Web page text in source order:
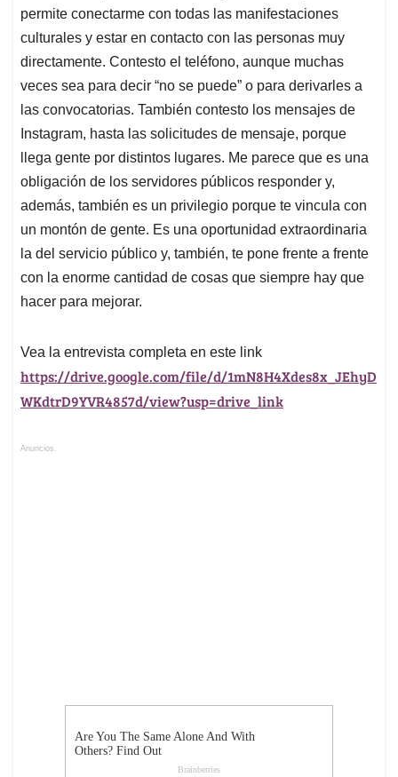
permite conectarme con todas las manifestaciones
culturales y estar en contacto con las personas muy
directamente. Contesto el teléfono, aunque muchas
veces sea para decir “no se puede” o para derivarles a
las convocatorias. También contesto los mensajes de
Instagram, hasta las solicitudes de mensaje, porque
llega gente por distintos lugares. Me parece que es una
obligación de los servidores públicos responder y,
además, también es un privilegio porque te vincula con
un montón de gente. Es una oportunidad extraordinaria
la del servicio público y, también, te pone frente a frente
con la enorme cantidad de cosas que siempre hay que
hacer para mejorar.
Vea la entrevista completa en este link
https://drive.google.com/file/d/1mN8H4Xdes8x_JEhyD
WKdtrD9YVR4857d/view?usp=drive_link
Anuncios.